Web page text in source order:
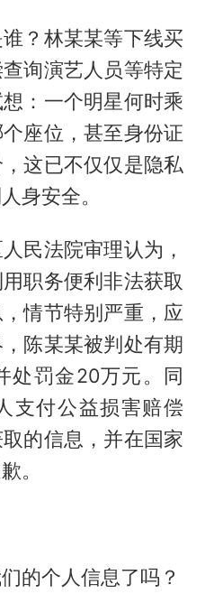
？林某某等下线买
询演艺人员等特定
：一个明星何时乘
座位，甚至身份证
这已不仅仅是隐私
身安全。
民法院审理认为，
职务便利非法获取
情节特别严重，应
陈某某被判处有期
处罚金20万元。同
支付公益损害赔偿
的信息，并在国家
。
的个人信息了吗？